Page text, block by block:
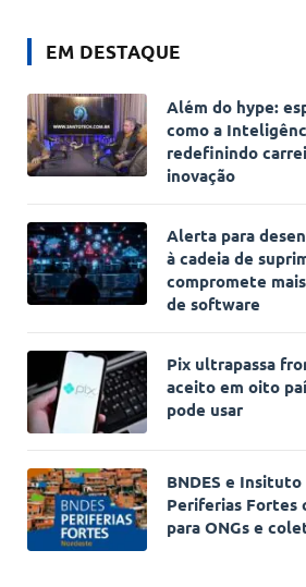
EM DESTAQUE
Além do hype:
como a
redefinindo
inovação
Alerta para
à cadeia de
compromete
de software
Pix ultrapassa
aceito em oito
pode usar
BNDES e
Periferias Fortes
para ONGs e